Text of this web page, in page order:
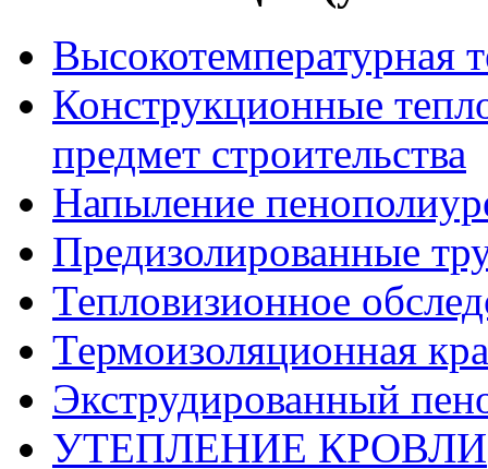
Высокотемпературная
Конструкционные
предмет строительства
Напыление
Предизолированные
Тепловизионное
Термоизоляционная
Экструдированный
УТЕПЛЕНИЕ КРОВЛИ